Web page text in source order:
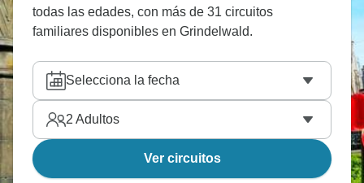
todas las edades, con más de 31 circuitos
familiares disponibles en Grindelwald.
Selecciona la fecha
2 Adultos
Ver circuitos